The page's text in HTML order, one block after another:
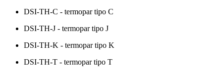
DSI-TH-C - termopar tipo C
DSI-TH-J - termopar tipo J
DSI-TH-K - termopar tipo K
DSI-TH-T - termopar tipo T